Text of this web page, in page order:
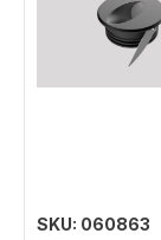
SKU: 060863